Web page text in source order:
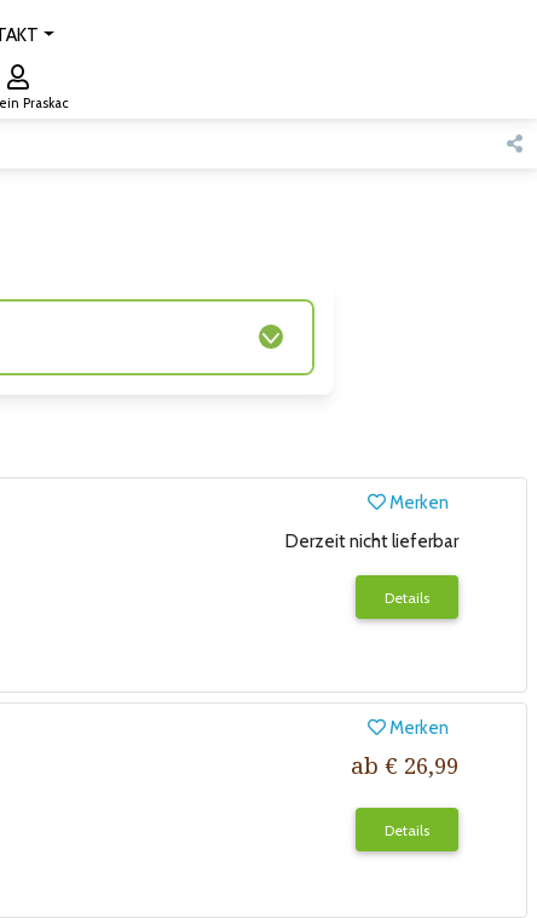
Praskac
Merken
Derzeit nicht lieferbar
Details
Merken
ab € 26,99
Details